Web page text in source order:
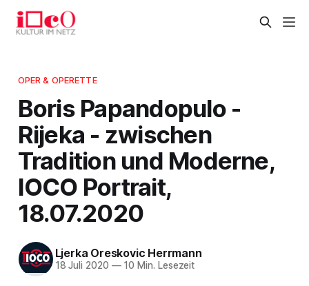
OPER & OPERETTE
Boris Papandopulo -
Rijeka - zwischen
Tradition und Moderne,
IOCO Portrait,
18.07.2020
Ljerka Oreskovic Herrmann
18 Juli 2020 —10 Min. Lesezeit